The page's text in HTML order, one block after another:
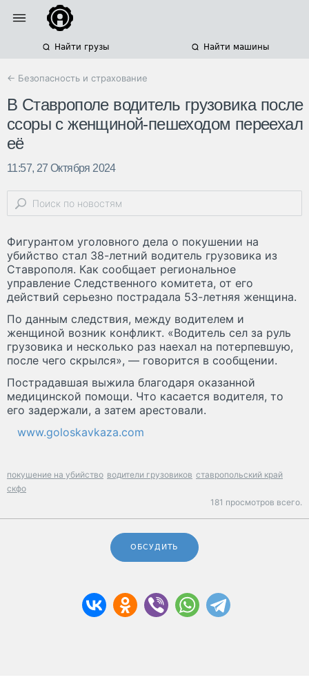
Найти грузы Найти машины
← Безопасность и страхование
В Ставрополе водитель грузовика после
ссоры с женщиной-пешеходом переехал
её
11:57, 27 Октября 2024
Фигурантом уголовного дела о покушении на
убийство стал 38-летний водитель грузовика из
Ставрополя. Как сообщает региональное
управление Следственного комитета, от его
действий серьезно пострадала 53-летняя женщина.
По данным следствия, между водителем и
женщиной возник конфликт. «Водитель сел за руль
грузовика и несколько раз наехал на потерпевшую,
после чего скрылся», — говорится в сообщении.
Пострадавшая выжила благодаря оказанной
медицинской помощи. Что касается водителя, то
его задержали, а затем арестовали.
www.goloskavkaza.com
покушение на убийство водители грузовиков ставропольский край
скфо
181 просмотров всего.
ОБСУДИТЬ